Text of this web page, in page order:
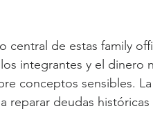
central de estas family
integrantes y el dinero
conceptos sensibles.
reparar deudas